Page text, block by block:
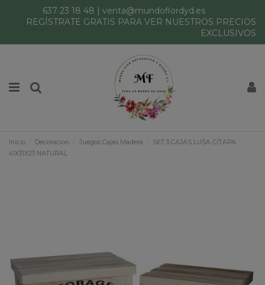
637 23 18 48 | venta@mundoflordyd.es
REGÍSTRATE GRATIS PARA VER NUESTROS PRECIOS
EXCLUSIVOS
Inicio Decoracion Juegos Cajas Madera
SET 3 CAJAS LUSA C/TAPA
41X31X23 NATURAL